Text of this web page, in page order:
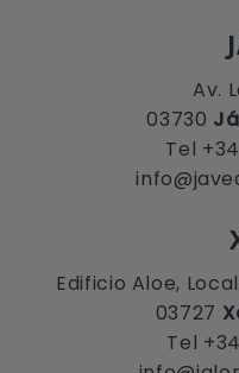
Av.
03730
Tel
Edificio Aloe,
03727
Tel